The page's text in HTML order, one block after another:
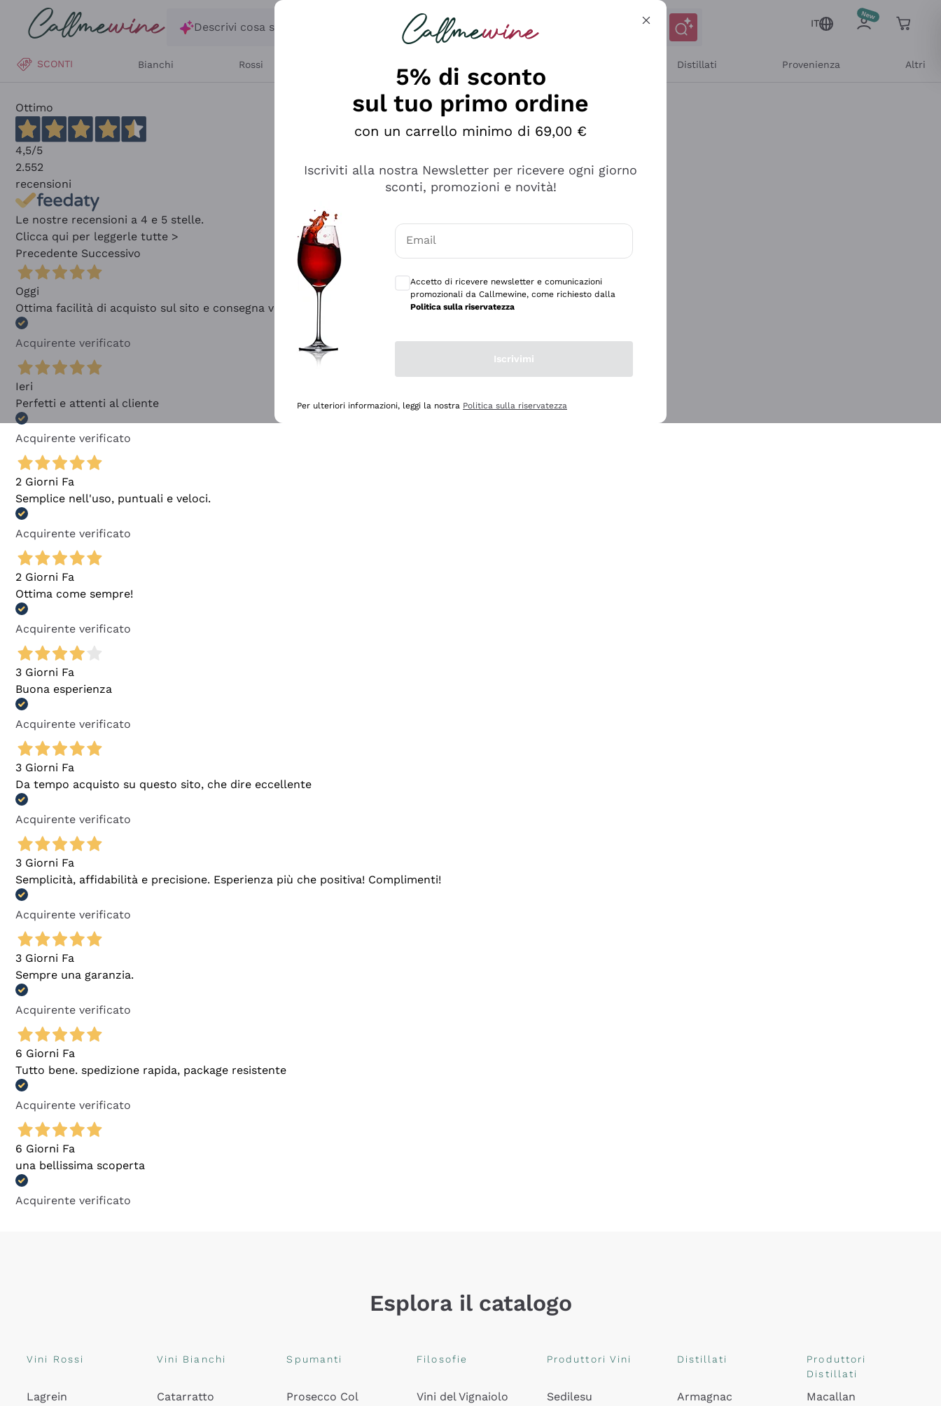
Salta al contenuto principale
Descrivi cosa stai cercando
IT
SCONTI Bianchi Rossi Distillati Provenienza Altri
Ottimo
4,5/5
2.552
recensioni
Le nostre recensioni a 4 e 5 stelle.
Clicca qui per leggerle tutte >
Precedente Successivo
Oggi
Ottima facilità di acquisto sul sito e consegna velocissima
Acquirente verificato
Ieri
Perfetti e attenti al cliente
Acquirente verificato
2 Giorni Fa
Semplice nell'uso, puntuali e veloci.
Acquirente verificato
2 Giorni Fa
Ottima come sempre!
Acquirente verificato
3 Giorni Fa
Buona esperienza
Acquirente verificato
3 Giorni Fa
Da tempo acquisto su questo sito, che dire eccellente
Acquirente verificato
3 Giorni Fa
Semplicità, affidabilità e precisione. Esperienza più che positiva! Complimenti!
Acquirente verificato
3 Giorni Fa
Sempre una garanzia.
Acquirente verificato
6 Giorni Fa
Tutto bene. spedizione rapida, package resistente
Acquirente verificato
6 Giorni Fa
una bellissima scoperta
Acquirente verificato
Esplora il catalogo
Vini Rossi
Lagrein
Vini Bianchi
Catarratto
Spumanti
Prosecco Col
Filosofie
Vini del Vignaiolo
Produttori Vini
Sedilesu
Distillati
Armagnac
Produttori
Distillati
Macallan
5% di sconto
sul tuo primo ordine
con un carrello minimo di 69,00 €
Iscriviti alla nostra Newsletter per ricevere ogni giorno
sconti, promozioni e novità!
Email
Accetto di ricevere newsletter e comunicazioni
promozionali da Callmewine, come richiesto dalla
Politica sulla riservatezza
Iscrivimi
Per ulteriori informazioni, leggi la nostra Politica sulla riservatezza